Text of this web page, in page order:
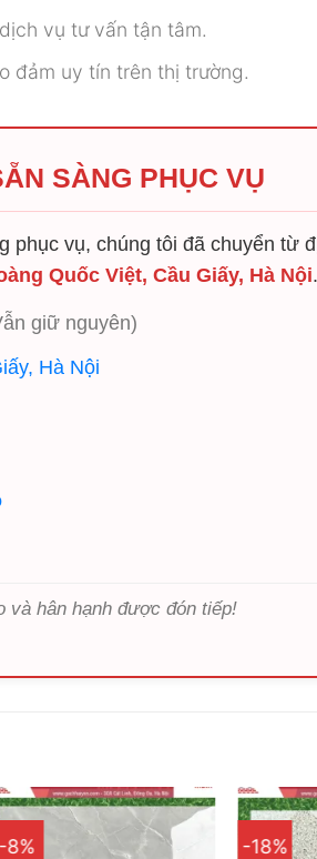
vụ tư vấn tận tâm.
đảm uy tín trên thị trường.
SÀNG PHỤC VỤ
phục vụ, chúng tôi đã chuyển từ
Quốc Việt, Cầu Giấy, Hà Nội.
giữ nguyên)
Hà Nội
và hân hạnh được đón tiếp!
-8% -18%